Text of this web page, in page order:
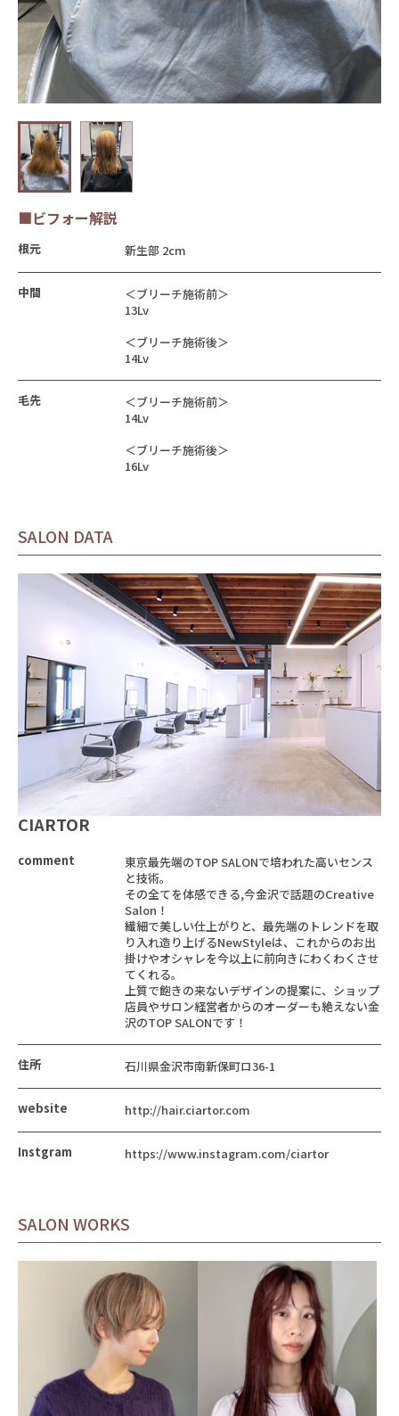
■ビフォー解説
根元 新生部 2cm
中間
＜ブリーチ施術前＞
13Lv
＜ブリーチ施術後＞
14Lv
毛先
＜ブリーチ施術前＞
14Lv
＜ブリーチ施術後＞
16Lv
SALON DATA
CIARTOR
comment
東京最先端のTOP SALONで培われた高いセンス
と技術。
その全てを体感できる,今金沢で話題のCreative
Salon！
繊細で美しい仕上がりと、最先端のトレンドを取
り入れ造り上げるNewStyleは、これからのお出
掛けやオシャレを今以上に前向きにわくわくさせ
てくれる。
上質で飽きの来ないデザインの提案に、ショップ
店員やサロン経営者からのオーダーも絶えない金
沢のTOP SALONです！
住所 石川県金沢市南新保町ロ36-1
website http://hair.ciartor.com
Instgram https://www.instagram.com/ciartor
SALON WORKS